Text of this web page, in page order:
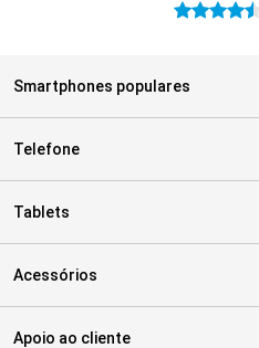
4.5 estrelas
Smartphones populares
Telefone
Tablets
Acessórios
Apoio ao cliente